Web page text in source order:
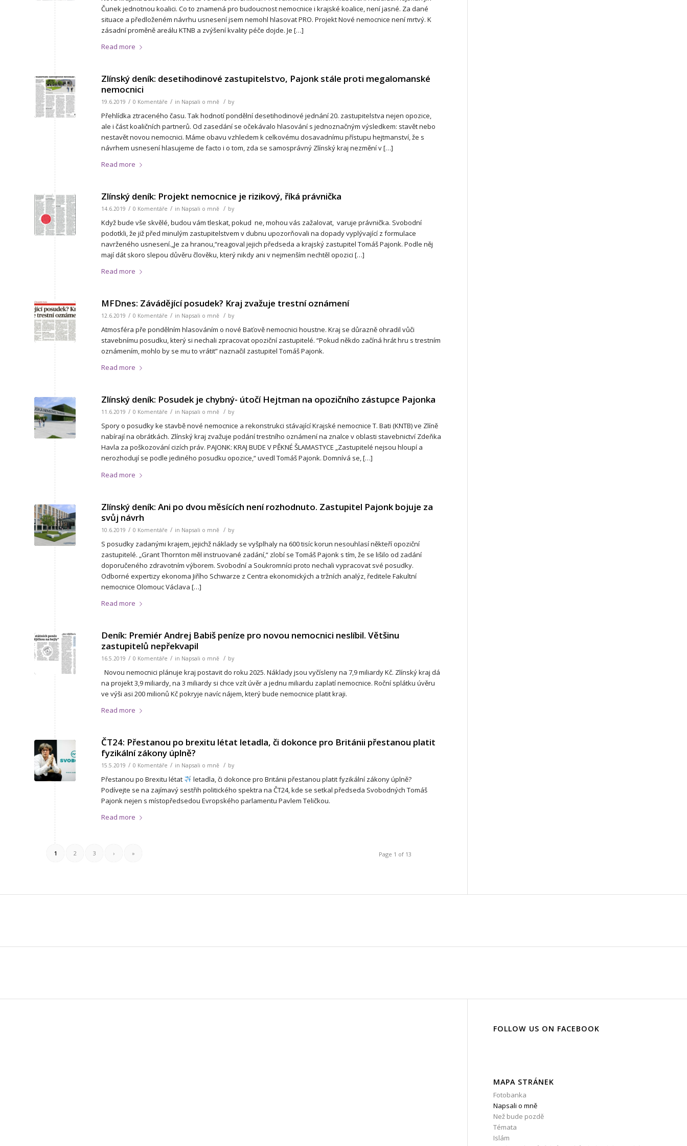
Čunek jednotnou koalici. Co to znamená pro budoucnost nemocnice i krajské koalice, není jasné. Za dané
situace a předloženém návrhu usnesení jsem nemohl hlasovat PRO. Projekt Nové nemocnice není mrtvý. K
zásadní proměně areálu KTNB a zvýšení kvality péče dojde. Je […]
Read more
Zlínský deník: desetihodinové zastupitelstvo, Pajonk stále proti megalomanské
nemocnici
19.6.2019 / 0 Komentáře / in Napsali o mně / by
Přehlídka ztraceného času. Tak hodnotí pondělní desetihodinové jednání 20. zastupitelstva nejen opozice,
ale i část koaličních partnerů. Od zasedání se očekávalo hlasování s jednoznačným výsledkem: stavět nebo
nestavět novou nemocnici. Máme obavu vzhledem k celkovému dosavadnímu přístupu hejtmanství, že s
návrhem usnesení hlasujeme de facto i o tom, zda se samosprávný Zlínský kraj nezmění v […]
Read more
Zlínský deník: Projekt nemocnice je rizikový, říká právnička
14.6.2019 / 0 Komentáře / in Napsali o mně / by
Když bude vše skvělé, budou vám tleskat, pokud ne, mohou vás zažalovat, varuje právnička. Svobodní
podotkli, že již před minulým zastupitelstvem v dubnu upozorňovali na dopady vyplývající z formulace
navrženého usnesení.„Je za hranou,“reagoval jejich předseda a krajský zastupitel Tomáš Pajonk. Podle něj
mají dát skoro slepou důvěru člověku, který nikdy ani v nejmenším nechtěl opozici […]
Read more
MFDnes: Závádějící posudek? Kraj zvažuje trestní oznámení
12.6.2019 / 0 Komentáře / in Napsali o mně / by
Atmosféra pře pondělním hlasováním o nové Baťově nemocnici houstne. Kraj se důrazně ohradil vůči
stavebnímu posudku, který si nechali zpracovat opoziční zastupitelé. “Pokud někdo začíná hrát hru s trestním
oznámením, mohlo by se mu to vrátit” naznačil zastupitel Tomáš Pajonk.
Read more
Zlínský deník: Posudek je chybný- útočí Hejtman na opozičního zástupce Pajonka
11.6.2019 / 0 Komentáře / in Napsali o mně / by
Spory o posudky ke stavbě nové nemocnice a rekonstrukci stávající Krajské nemocnice T. Bati (KNTB) ve Zlíně
nabírají na obrátkách. Zlínský kraj zvažuje podání trestního oznámení na znalce v oblasti stavebnictví Zdeňka
Havla za poškozování cizích práv. PAJONK: KRAJ BUDE V PĚKNÉ ŠLAMASTYCE „Zastupitelé nejsou hloupí a
nerozhodují se podle jediného posudku opozice,“ uvedl Tomáš Pajonk. Domnívá se, […]
Read more
Zlínský deník: Ani po dvou měsících není rozhodnuto. Zastupitel Pajonk bojuje za
svůj návrh
10.6.2019 / 0 Komentáře / in Napsali o mně / by
S posudky zadanými krajem, jejichž náklady se vyšplhaly na 600 tisíc korun nesouhlasí někteří opoziční
zastupitelé. „Grant Thornton měl instruované zadání,“ zlobí se Tomáš Pajonk s tím, že se lišilo od zadání
doporučeného zdravotním výborem. Svobodní a Soukromníci proto nechali vypracovat své posudky.
Odborné expertizy ekonoma Jiřího Schwarze z Centra ekonomických a tržních analýz, ředitele Fakultní
nemocnice Olomouc Václava […]
Read more
Deník: Premiér Andrej Babiš peníze pro novou nemocnici neslíbil. Většinu
zastupitelů nepřekvapil
16.5.2019 / 0 Komentáře / in Napsali o mně / by
Novou nemocnici plánuje kraj postavit do roku 2025. Náklady jsou vyčísleny na 7,9 miliardy Kč. Zlínský kraj dá
na projekt 3,9 miliardy, na 3 miliardy si chce vzít úvěr a jednu miliardu zaplatí nemocnice. Roční splátku úvěru
ve výši asi 200 milionů Kč pokryje navíc nájem, který bude nemocnice platit kraji.
Read more
ČT24: Přestanou po brexitu létat letadla, či dokonce pro Británii přestanou platit
fyzikální zákony úplně?
15.5.2019 / 0 Komentáře / in Napsali o mně / by
Přestanou po Brexitu létat
letadla, či dokonce pro Británii přestanou platit fyzikální zákony úplně?
Podívejte se na zajímavý sestřih politického spektra na ČT24, kde se setkal předseda Svobodných Tomáš
Pajonk nejen s místopředsedou Evropského parlamentu Pavlem Teličkou.
Read more
Page 1 of 13
1 2 3 › »
FOLLOW US ON FACEBOOK
MAPA STRÁNEK
Fotobanka
Napsali o mně
Než bude pozdě
Témata
Islám